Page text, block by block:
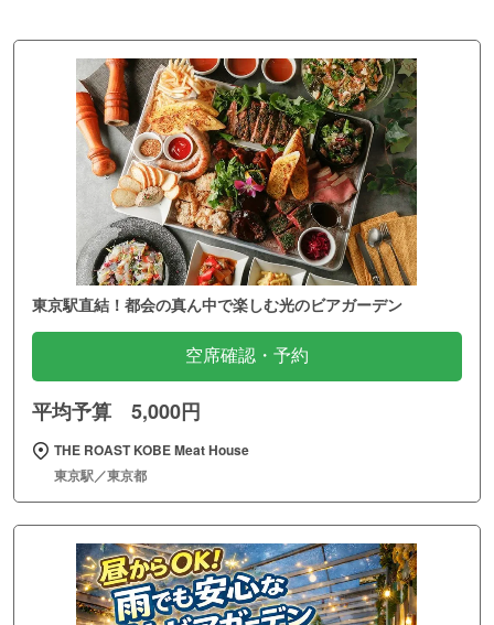
東京駅直結！都会の真ん中で楽しむ光のビアガーデン
空席確認・予約
平均予算 5,000円
THE ROAST KOBE Meat House
東京駅／東京都